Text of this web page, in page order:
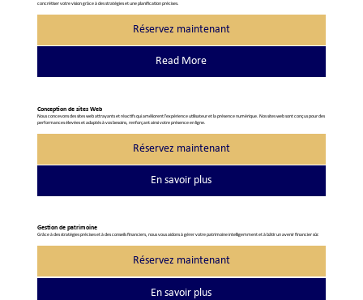
concrétiser votre vision grâce à des stratégies et une planification précises.
Réservez maintenant
Read More
Conception de sites Web
Nous concevons des sites web attrayants et réactifs qui améliorent l'expérience utilisateur et la présence numérique. Nos sites web sont conçus pour des
performances élevées et adaptés à vos besoins, renforçant ainsi votre présence en ligne.
Réservez maintenant
En savoir plus
Gestion de patrimoine
Grâce à des stratégies précises et à des conseils financiers, nous vous aidons à gérer votre patrimoine intelligemment et à bâtir un avenir financier sûr.
Réservez maintenant
En savoir plus